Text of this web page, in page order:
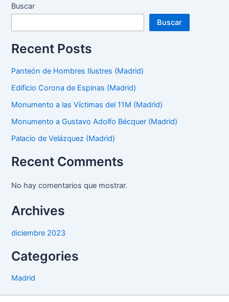
Buscar
Buscar
Recent Posts
Panteón de Hombres Ilustres (Madrid)
Edificio Corona de Espinas (Madrid)
Monumento a las Víctimas del 11M (Madrid)
Monumento a Gustavo Adolfo Bécquer (Madrid)
Palacio de Velázquez (Madrid)
Recent Comments
No hay comentarios que mostrar.
Archives
diciembre 2023
Categories
Madrid